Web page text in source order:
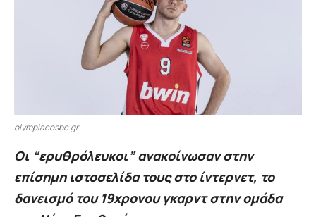
olympiacosbc.gr
Οι “ερυθρόλευκοι” ανακοίνωσαν στην
επίσημη ιστοσελίδα τους στο ίντερνετ, το
δανεισμό του 19χρονου γκαρντ στην ομάδα